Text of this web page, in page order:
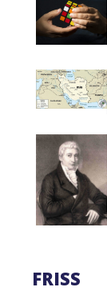
FRISS